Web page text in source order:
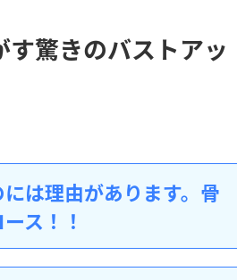
驚きのバストアッ
は理由があります。骨
ス！！